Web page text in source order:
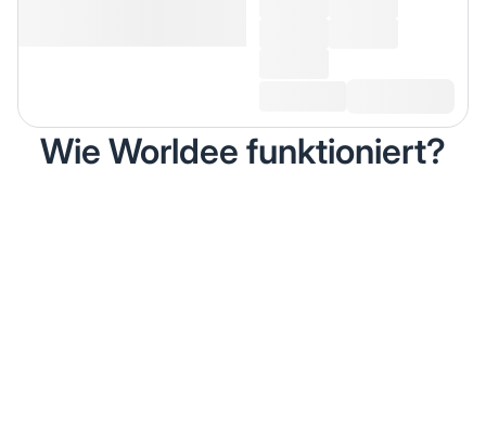
Wie Worldee funktioniert?